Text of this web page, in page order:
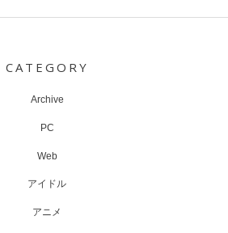
CATEGORY
Archive
PC
Web
アイドル
アニメ